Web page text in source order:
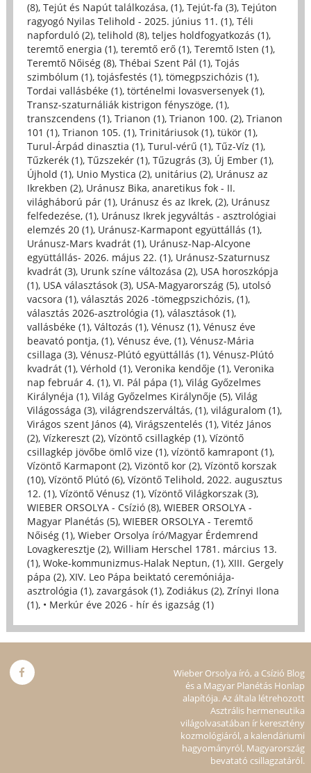
(8), Tejút és Napút találkozása, (1), Tejút-fa (3), Tejúton
ragyogó Nyilas Telihold - 2025. június 11. (1), Téli
napforduló (2), telihold (8), teljes holdfogyatkozás (1),
teremtő energia (1), teremtő erő (1), Teremtő Isten (1),
Teremtő Nőiség (8), Thébai Szent Pál (1), Tojás
szimbólum (1), tojásfestés (1), tömegpszichózis (1),
Tordai vallásbéke (1), történelmi lovasversenyek (1),
Transz-szaturnáliák kistrigon fényszöge, (1),
transzcendens (1), Trianon (1), Trianon 100. (2), Trianon
101 (1), Trianon 105. (1), Trinitáriusok (1), tükör (1),
Turul-Árpád dinasztia (1), Turul-vérű (1), Tűz-Víz (1),
Tűzkerék (1), Tűzszekér (1), Tűzugrás (3), Új Ember (1),
Újhold (1), Unio Mystica (2), unitárius (2), Uránusz az
Ikrekben (2), Uránusz Bika, anaretikus fok - II.
világháború pár (1), Uránusz és az Ikrek, (2), Uránusz
felfedezése, (1), Uránusz Ikrek jegyváltás - asztrológiai
elemzés 20 (1), Uránusz-Karmapont együttállás (1),
Uránusz-Mars kvadrát (1), Uránusz-Nap-Alcyone
együttállás- 2026. május 22. (1), Uránusz-Szaturnusz
kvadrát (3), Urunk színe változása (2), USA horoszkópja
(1), USA választások (3), USA-Magyarország (5), utolsó
vacsora (1), választás 2026 -tömegpszichózis, (1),
választás 2026-asztrológia (1), választások (1),
vallásbéke (1), Változás (1), Vénusz (1), Vénusz éve
beavató pontja, (1), Vénusz éve, (1), Vénusz-Mária
csillaga (3), Vénusz-Plútó együttállás (1), Vénusz-Plútó
kvadrát (1), Vérhold (1), Veronika kendője (1), Veronika
nap február 4. (1), VI. Pál pápa (1), Világ Győzelmes
Királynéja (1), Világ Győzelmes Királynője (5), Világ
Világossága (3), világrendszerváltás, (1), világuralom (1),
Virágos szent János (4), Virágszentelés (1), Vitéz János
(2), Vízkereszt (2), Vízöntő csillagkép (1), Vízöntő
csillagkép jövőbe ömlő vize (1), vízöntő kamrapont (1),
Vízöntő Karmapont (2), Vizöntő kor (2), Vízöntő korszak
(10), Vízöntő Plútó (6), Vízöntő Telihold, 2022. augusztus
12. (1), Vízöntő Vénusz (1), Vízöntő Világkorszak (3),
WIEBER ORSOLYA - Csízió (8), WIEBER ORSOLYA -
Magyar Planétás (5), WIEBER ORSOLYA - Teremtő
Nőiség (1), Wieber Orsolya író/Magyar Érdemrend
Lovagkeresztje (2), William Herschel 1781. március 13.
(1), Woke-kommunizmus-Halak Neptun, (1), XIII. Gergely
pápa (2), XIV. Leo Pápa beiktató ceremóniája-
asztrológia (1), zavargások (1), Zodiákus (2), Zrínyi Ilona
(1), • Merkúr éve 2026 - hír és igazság (1)
Wieber Orsolya író, a Csízió Blog
és a Magyar Planétás Honlap
alapítója. Az általa létrehozott
Asztrális hermeneutika
világolvasatában ír keresztény
kozmológiáról, a kalendáriumi
hagyományról, Magyarország
bevatató csillagzatáról.